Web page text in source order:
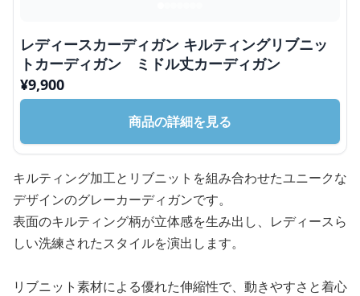
レディースカーディガン キルティングリブニッ
トカーディガン ミドル丈カーディガン
¥9,900
商品の詳細を見る
キルティング加工とリブニットを組み合わせたユニークな
デザインのグレーカーディガンです。
表面のキルティング柄が立体感を生み出し、レディースら
しい洗練されたスタイルを演出します。
リブニット素材による優れた伸縮性で、動きやすさと着心